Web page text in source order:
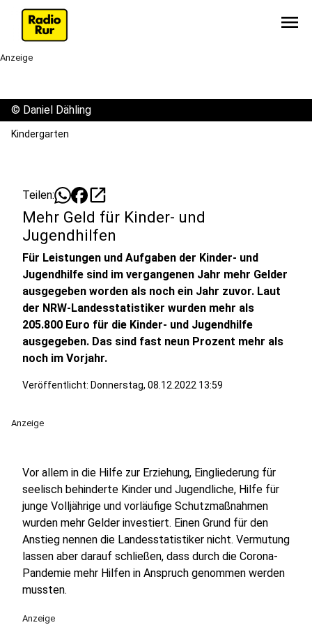
menu
Anzeige
© Daniel Dähling
Kindergarten
Teilen: open_in_new
Mehr Geld für Kinder- und
Jugendhilfen
Für Leistungen und Aufgaben der Kinder- und
Jugendhilfe sind im vergangenen Jahr mehr Gelder
ausgegeben worden als noch ein Jahr zuvor. Laut
der NRW-Landesstatistiker wurden mehr als
205.800 Euro für die Kinder- und Jugendhilfe
ausgegeben. Das sind fast neun Prozent mehr als
noch im Vorjahr.
Veröffentlicht: Donnerstag, 08.12.2022 13:59
Anzeige
Vor allem in die Hilfe zur Erziehung, Eingliederung für
seelisch behinderte Kinder und Jugendliche, Hilfe für
junge Volljährige und vorläufige Schutzmaßnahmen
wurden mehr Gelder investiert. Einen Grund für den
Anstieg nennen die Landesstatistiker nicht. Vermutung
lassen aber darauf schließen, dass durch die Corona-
Pandemie mehr Hilfen in Anspruch genommen werden
mussten.
Anzeige